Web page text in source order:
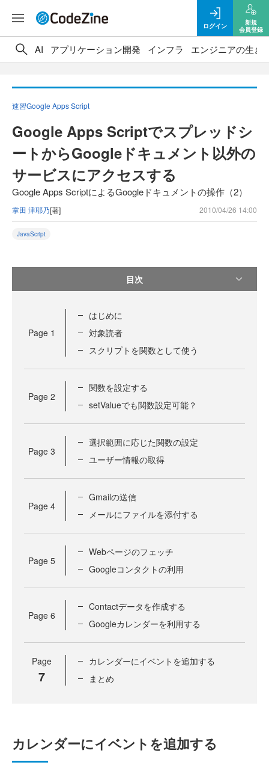
ログイン
新規
会員登録
AI アプリケーション開発 インフラ エンジニアの生き
速習Google Apps Script
Google Apps Scriptでスプレッドシ
ートからGoogleドキュメント以外の
サービスにアクセスする
Google Apps ScriptによるGoogleドキュメントの操作（2）
掌田 津耶乃[著] 2010/04/26 14:00
JavaScript
目次
Page 1
はじめに
対象読者
スクリプトを関数として使う
Page 2
関数を設定する
setValueでも関数設定可能？
Page 3
選択範囲に応じた関数の設定
ユーザー情報の取得
Page 4
Gmailの送信
メールにファイルを添付する
Page 5
Webページのフェッチ
Googleコンタクトの利用
Page 6
Contactデータを作成する
Googleカレンダーを利用する
Page
7
カレンダーにイベントを追加する
まとめ
カレンダーにイベントを追加する